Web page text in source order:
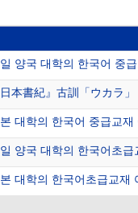
일 양국 대학의 한국어 중
日本書紀』古訓「ウカラ
본 대학의 한국어 중급교
일 양국 대학의 한국어초
본 대학의 한국어초급교